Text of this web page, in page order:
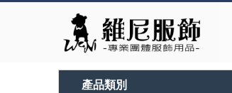
產品類別